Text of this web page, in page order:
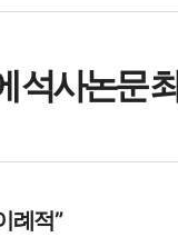
석사논문
례적”